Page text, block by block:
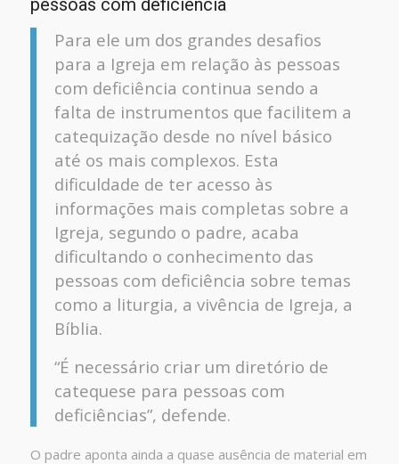
Para ele um dos grandes desafios
para a Igreja em relação às pessoas
com deficiência continua sendo a
falta de instrumentos que facilitem a
catequização desde no nível básico
até os mais complexos. Esta
dificuldade de ter acesso às
informações mais completas sobre a
Igreja, segundo o padre, acaba
dificultando o conhecimento das
pessoas com deficiência sobre temas
como a liturgia, a vivência de Igreja, a
Bíblia.
“É necessário criar um diretório de
catequese para pessoas com
deficiências”, defende.
O padre aponta ainda a quase ausência de material em